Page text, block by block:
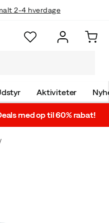
2-4 hverdage
Aktiviteter
med op til 60% rabat!